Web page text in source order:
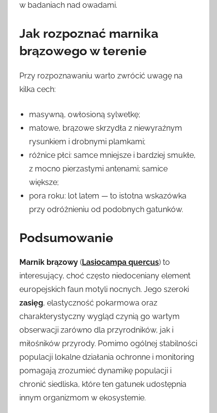
w badaniach nad owadami.
Jak rozpoznać marnika
brązowego w terenie
Przy rozpoznawaniu warto zwrócić uwagę na
kilka cech:
masywną, owłosioną sylwetkę;
matowe, brązowe skrzydła z niewyraźnym
rysunkiem i drobnymi plamkami;
różnice płci: samce mniejsze i bardziej smukłe,
z mocno pierzastymi antenami; samice
większe;
pora roku: lot latem — to istotna wskazówka
przy odróżnieniu od podobnych gatunków.
Podsumowanie
Marnik brązowy (Lasiocampa quercus) to
interesujący, choć często niedoceniany element
europejskich faun motyli nocnych. Jego szeroki
zasięg, elastyczność pokarmowa oraz
charakterystyczny wygląd czynią go wartym
obserwacji zarówno dla przyrodników, jak i
miłośników przyrody. Pomimo ogólnej stabilności
populacji lokalne działania ochronne i monitoring
pomagają zrozumieć dynamikę populacji i
chronić siedliska, które ten gatunek udostępnia
innym organizmom w ekosystemie.